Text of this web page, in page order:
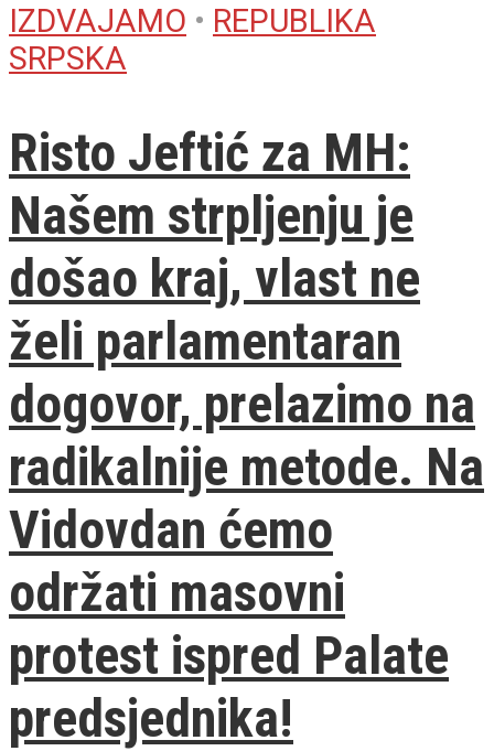
IZDVAJAMO • REPUBLIKA
SRPSKA
Risto Jeftić za MH:
Našem strpljenju je
došao kraj, vlast ne
želi parlamentaran
dogovor, prelazimo na
radikalnije metode. Na
Vidovdan ćemo
održati masovni
protest ispred Palate
predsjednika!